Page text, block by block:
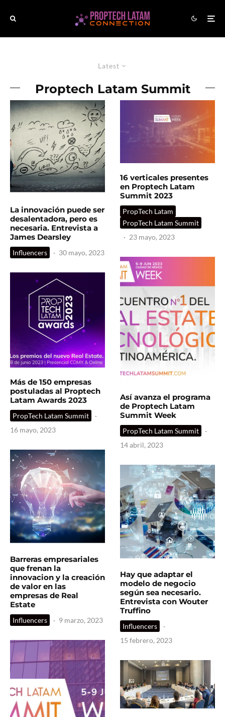
Latest
Proptech Latam Summit
La innovación puede ser
desalentadora, pero es
necesaria. Entrevista a
James Dearsley
Influencers · 30 mayo, 2023
Más de 150 empresas
postuladas al Proptech
Latam Awards 2023
PropTech Latam Summit
·
16 mayo, 2023
Barreras empresariales
que frenan la
innovacion y la creación
de valor en las
empresas de Real
Estate
Influencers · 9 marzo, 2023
16 verticales presentes
en Proptech Latam
Summit 2023
PropTech Latam
PropTech Latam Summit
· 23 mayo, 2023
Así avanza el programa
de Proptech Latam
Summit Week
PropTech Latam Summit
·
14 abril, 2023
Hay que adaptar el
modelo de negocio
según sea necesario.
Entrevista con Wouter
Truffino
Influencers
·
15 febrero, 2023